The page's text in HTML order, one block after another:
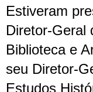
Estiveram
Diretor-Geral
Biblioteca e
seu Diretor-
Estudos